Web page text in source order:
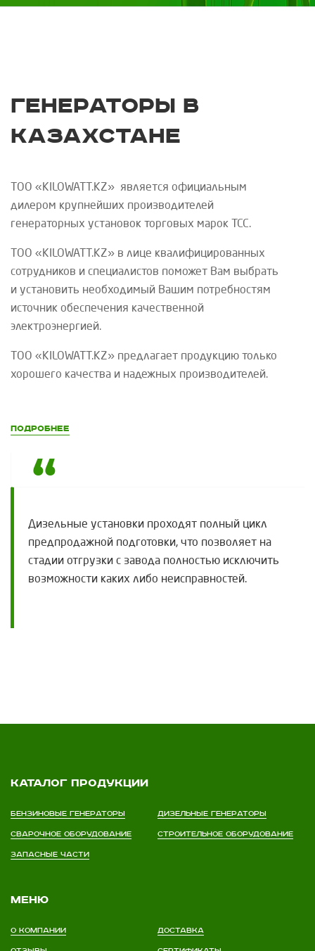
Генераторы в
Казахстане
ТОО «KILOWATT .KZ» является официальным
дилером крупнейших производителей
генераторных установок торговых марок
ТСС.
ТОО «KILOWATT .KZ» в лице квалифицированных
сотрудников и специалистов поможет Вам выбрать
и установить необходимый Вашим потребностям
источник обеспечения качественной
электроэнергией.
ТОО «KILOWATT .KZ» предлагает продукцию только
хорошего качества и надежных производителей.
Подробнее
Дизельные установки проходят полный цикл
предпродажной подготовки, что позволяет на
стадии отгрузки с завода полностью исключить
возможности каких либо неисправностей.
Каталог продукции
Бензиновые генераторы Дизельные генераторы
Сварочное оборудование Строительное оборудование
Запасные части
Меню
О компании Доставка